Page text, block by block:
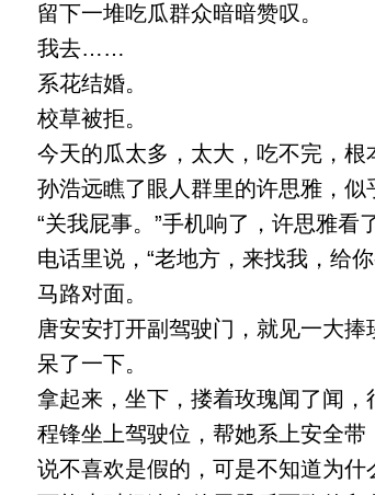
留下一堆吃瓜群众暗暗赞叹。
我去……
系花结婚。
校草被拒。
今天的瓜太多，太大，吃不完，根
孙浩远瞧了眼人群里的许思雅，似
“关我屁事。”手机响了，许思雅看
电话里说，“老地方，来找我，给你
马路对面。
唐安安打开副驾驶门，就见一大捧
呆了一下。
拿起来，坐下，搂着玫瑰闻了闻，
程锋坐上驾驶位，帮她系上安全带
说不喜欢是假的，可是不知道为什